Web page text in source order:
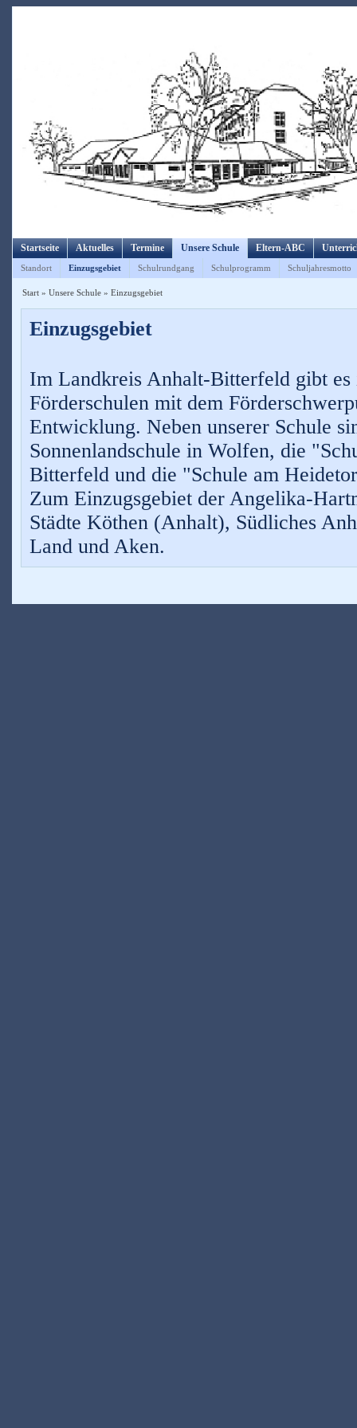
Startseite Aktuelles Termine Unsere Schule Eltern-ABC
Standort Einzugsgebiet Schulrundgang Schulprogramm Schuljahresmotto
Start» Unsere Schule» Einzugsgebiet
Einzugsgebiet
Im Landkreis Anhalt-Bitterfeld gibt es
Förderschulen mit dem
Entwicklung. Neben unserer Schule
Sonnenlandschule in Wolfen, die
Bitterfeld und die "Schule am
Zum Einzugsgebiet der Angelika-
Städte Köthen (Anhalt), Südliches
Land und Aken.